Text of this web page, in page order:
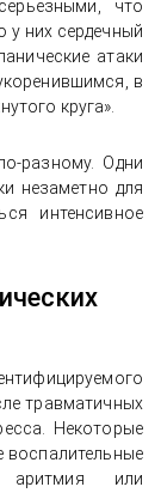
что
у них сердечный
атаки
в
круга».
разному. Одни
незаметно для
интенсивное
травматичных
Некоторые
воспалительные
аритмия или